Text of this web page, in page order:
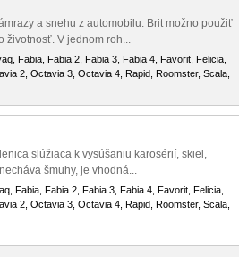
a snehu z automobilu. Brit možno použiť
životnosť. V jednom roh...
Fabia, Fabia 2, Fabia 3, Fabia 4, Favorit, Felicia,
2, Octavia 3, Octavia 4, Rapid, Roomster, Scala,
slúžiaca k vysúšaniu karosérií, skiel,
šmuhy, je vhodná...
Fabia, Fabia 2, Fabia 3, Fabia 4, Favorit, Felicia,
2, Octavia 3, Octavia 4, Rapid, Roomster, Scala,